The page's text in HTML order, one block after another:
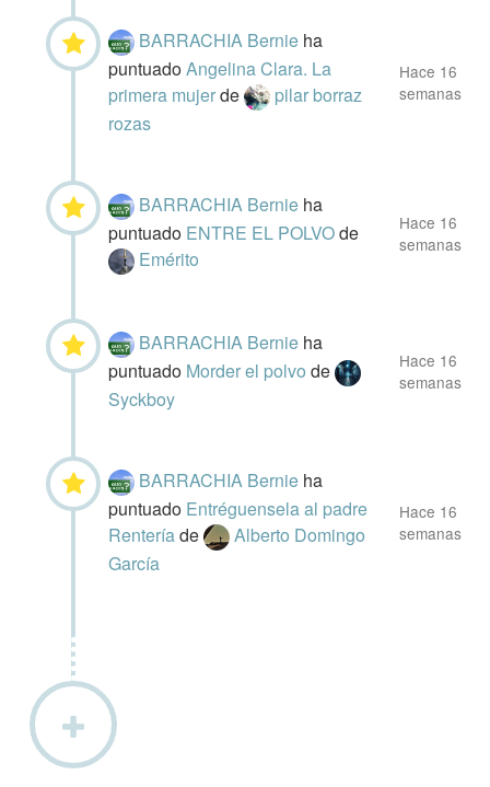
BARRACHIA Bernie ha
puntuadoAngelina Clara. La
primera mujerde
pilar borraz
rozas
Hace 16
semanas
BARRACHIA Bernie ha
puntuado ENTRE EL POLVOde
Emérito
Hace 16
semanas
BARRACHIA Bernie ha
puntuado Morder el polvode
Syckboy
Hace 16
semanas
BARRACHIA Bernie ha
puntuado Entréguensela al padre
Renteríade
Alberto Domingo
García
Hace 16
semanas